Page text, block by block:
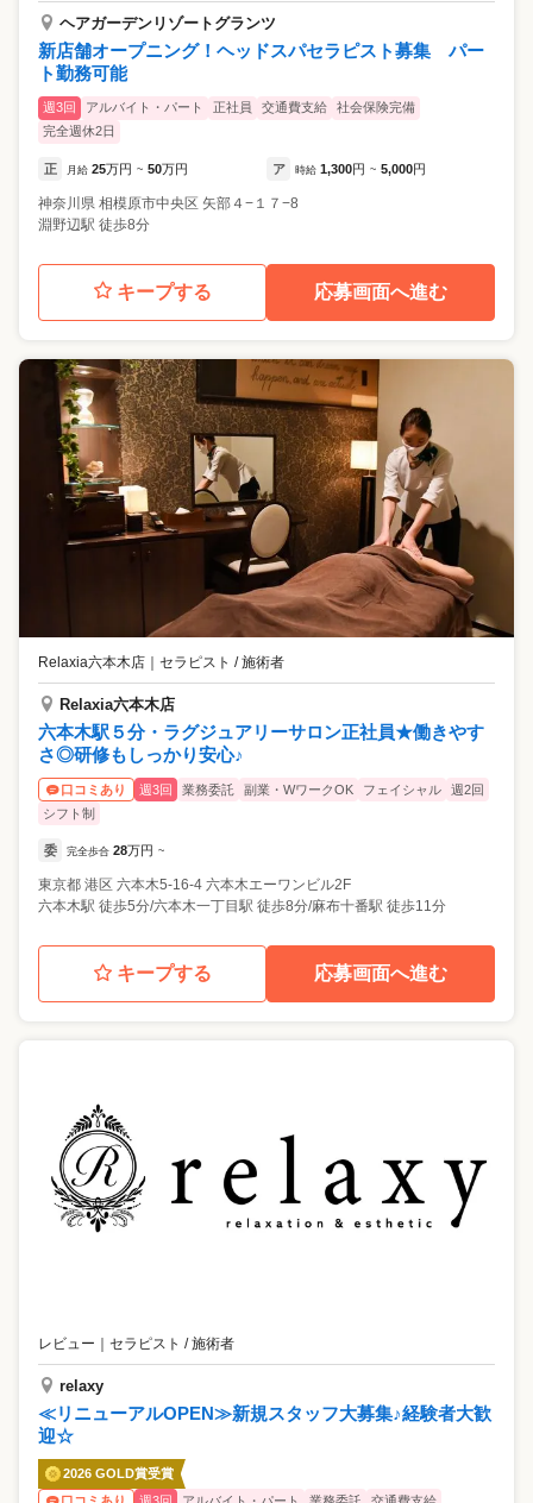
ヘアガーデンリゾートグランツ
新店舗オープニング！ヘッドスパセラピスト募集 パー
ト勤務可能
週3回 アルバイト・パート 正社員 交通費支給
社会保険完備
完全週休2日
正 月給 25万円 ~ 50万円 ア 時給 1,300円 ~ 5,000円
神奈川県 相模原市中央区 矢部４−１７−8
淵野辺駅 徒歩8分
キープする 応募画面へ進む
Relaxia六本木店 セラピスト / 施術者
Relaxia六本木店
六本木駅５分・ラグジュアリーサロン正社員★働きやす
さ◎研修もしっかり安心♪
口コミあり 週3回 業務委託 副業・WワークOK フェイシャル
週2回
シフト制
委 完全歩合 28万円 ~
東京都 港区 六本木5-16-4 六本木エーワンビル2F
六本木駅 徒歩5分/六本木一丁目駅 徒歩8分/麻布十番駅 徒歩11分
キープする 応募画面へ進む
レビュー セラピスト / 施術者
relaxy
≪リニューアルOPEN≫新規スタッフ大募集♪経験者大歓
迎☆
2026 GOLD賞受賞